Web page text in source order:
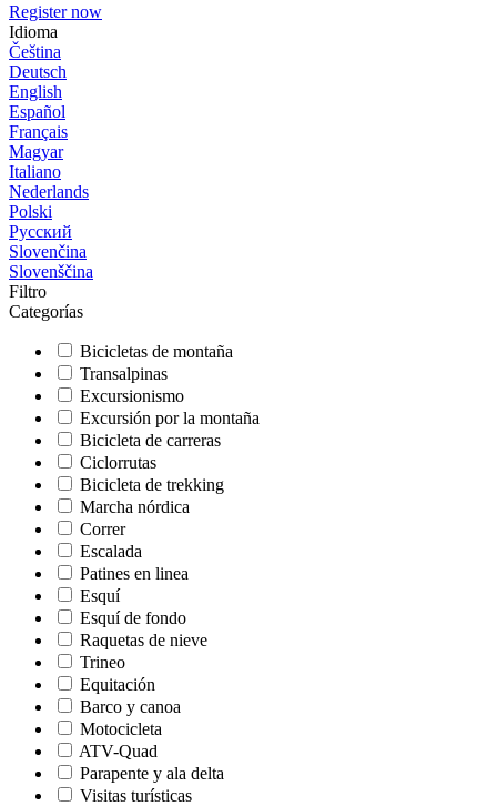
Register now
Idioma
Čeština
Deutsch
English
Español
Français
Magyar
Italiano
Nederlands
Polski
Русский
Slovenčina
Slovenščina
Filtro
Categorías
Bicicletas de montaña
Transalpinas
Excursionismo
Excursión por la montaña
Bicicleta de carreras
Ciclorrutas
Bicicleta de trekking
Marcha nórdica
Correr
Escalada
Patines en linea
Esquí
Esquí de fondo
Raquetas de nieve
Trineo
Equitación
Barco y canoa
Motocicleta
ATV-Quad
Parapente y ala delta
Visitas turísticas